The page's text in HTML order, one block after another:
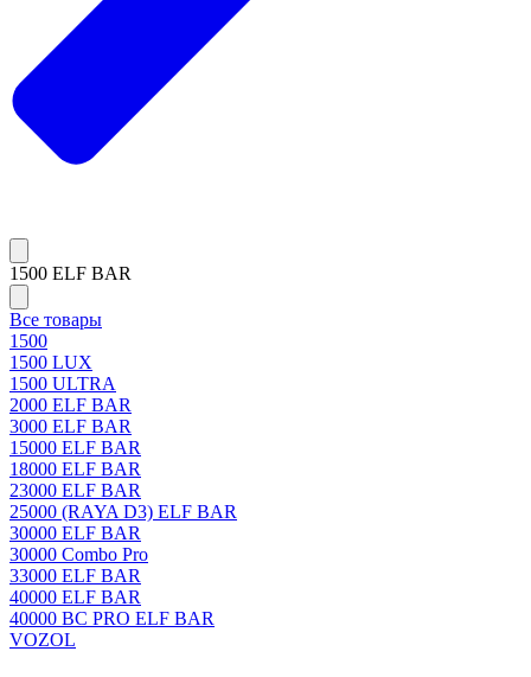
1500 ELF BAR
Все товары
1500
1500 LUX
1500 ULTRA
2000 ELF BAR
3000 ELF BAR
15000 ELF BAR
18000 ELF BAR
23000 ELF BAR
25000 (RAYA D3) ELF BAR
30000 ELF BAR
30000 Combo Pro
33000 ELF BAR
40000 ELF BAR
40000 BC PRO ELF BAR
VOZOL